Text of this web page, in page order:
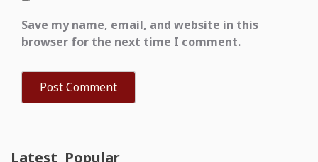
Save my name, email, and website in this
browser for the next time I comment.
Latest Popular